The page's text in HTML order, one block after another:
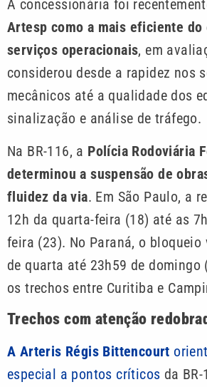
A concessionária foi
Artesp como a mais eficiente do
serviços operacionais, em
considerou desde a rapidez nos
mecânicos até a qualidade dos
sinalização e análise de tráfego.
Na BR-116, a Polícia Rodoviária
determinou a suspensão de
fluidez da via. Em São Paulo, a
12h da quarta-feira (18) até as
feira (23). No Paraná, o
de quarta até 23h59 de domingo
os trechos entre Curitiba e
Trechos com atenção
A Arteris Régis Bittencourt
especial a pontos críticos da